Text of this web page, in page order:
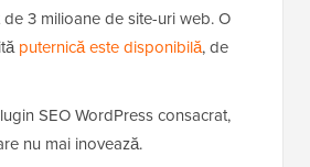
3 milioane de site-uri web. O
puternică este disponibilă, de
SEO WordPress consacrat,
nu mai inovează.